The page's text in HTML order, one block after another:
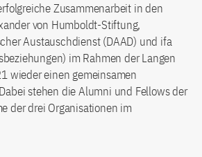
Zusammenarbeit in den
von Humboldt-Stiftung,
Austauschdienst (DAAD) und ifa
im Rahmen der Langen
wieder einen gemeinsamen
stehen die Alumni und Fellows der
der drei Organisationen im